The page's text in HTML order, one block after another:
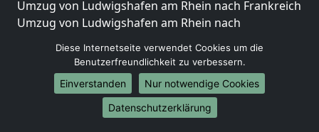
Umzug von Ludwigshafen am Rhein nach Frankreich
Umzug von Ludwigshafen am Rhein nach
Umzug von Ludwigshafen am Rhein nach Italien
Umzug von Ludwigshafen am Rhein nach
Liechtenstein
Umzug von Ludwigshafen am Rhein nach
Diese Internetseite verwendet Cookies um die
Benutzerfreundlichkeit zu verbessern.
Einverstanden
Nur notwendige Cookies
Datenschutzerklärung